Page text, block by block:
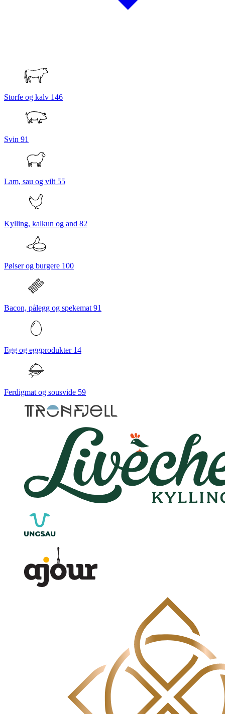
Storfe og kalv 146
Svin 91
Lam, sau og vilt 55
Kylling, kalkun og and 82
Pølser og burgere 100
Bacon, pålegg og spekemat 91
Egg og eggprodukter 14
Ferdigmat og sousvide 59